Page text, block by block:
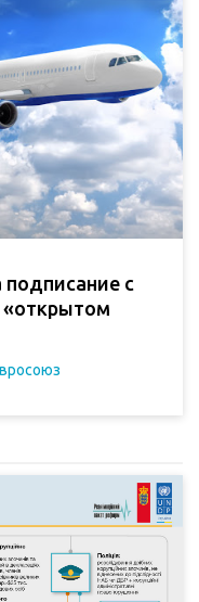
подписание с
«открытом